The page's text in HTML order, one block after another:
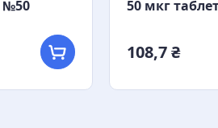
№50
50 мкг
108,7 ₴